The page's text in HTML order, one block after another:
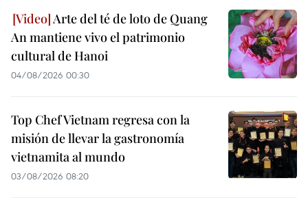
Arte del té de loto de Quang
An mantiene vivo el patrimonio
cultural de Hanoi
04/08/2026 00:30
Top Chef Vietnam regresa con la
misión de llevar la gastronomía
vietnamita al mundo
03/08/2026 08:20